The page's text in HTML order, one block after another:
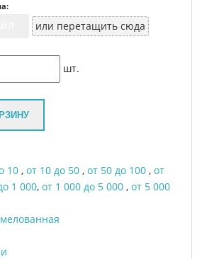
или перетащить сюда
шт.
10 , от 10 до 50 , от 50 до 100 , от
1 000, от 1 000 до 5 000 , от 5 000